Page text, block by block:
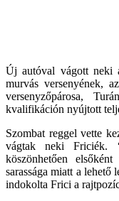
Új autóval vágott neki
murvás versenyének,
versenyzőpárosa,
kvalifikáción nyújtott
Szombat reggel vette
vágtak neki Friciék.
köszönhetően
sarassága miatt a
indokolta Frici a